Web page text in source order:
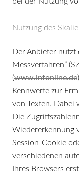
Nutzung des
Der Anbieter nutzt
Messverfahren”
(www.infonline.de
Kennwerte zur
von Texten. Dabei
Die
Wiedererkennung
Session-Cookie
verschiedenen
Ihres Browsers